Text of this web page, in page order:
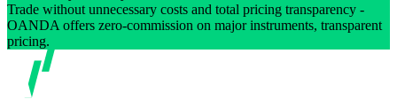
Trade without unnecessary costs and total pricing transparency -
OANDA offers zero-commission on major instruments, transparent
pricing.